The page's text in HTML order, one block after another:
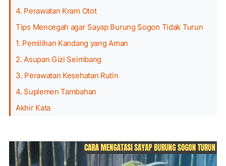
4. Perawatan Kram Otot
Tips Mencegah agar Sayap Burung Sogon Tidak Turun
1. Pemilihan Kandang yang Aman
2. Asupan Gizi Seimbang
3. Perawatan Kesehatan Rutin
4. Suplemen Tambahan
Akhir Kata